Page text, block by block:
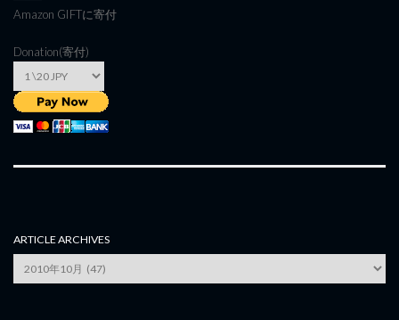
Amazon GIFTに寄付
Donation(寄付)
ARTICLE ARCHIVES
Archives